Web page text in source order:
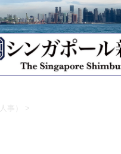
事） >